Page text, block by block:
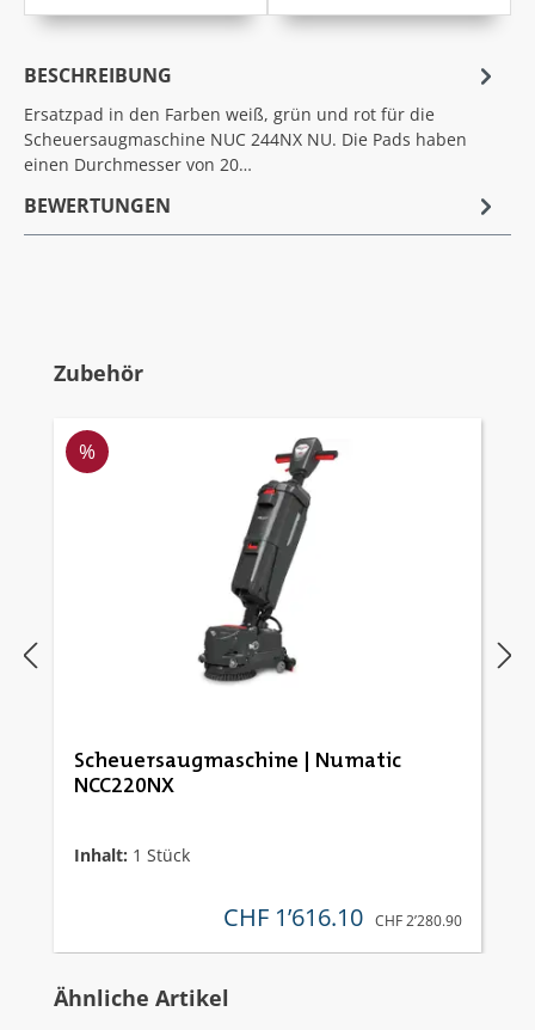
BESCHREIBUNG
Ersatzpad in den Farben weiß, grün und rot für die
Scheuersaugmaschine NUC 244NX NU. Die Pads haben
einen Durchmesser von 20…
BEWERTUNGEN
Produktgalerie überspringen
Zubehör
Rabatt
%
Scheuersaugmaschine | Numatic
NCC220NX
Inhalt: 1 Stück
verkaufspreis:
CHF 1’616.10 REGULÄRER PREIS:
CHF 2’280.90
Produktgalerie überspringen
Ähnliche Artikel